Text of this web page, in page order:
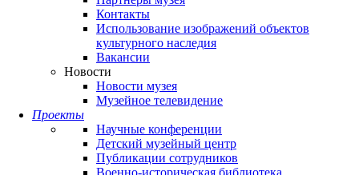
Контакты
Использование изображений объектов
культурного наследия
Вакансии
Новости
Новости музея
Музейное телевидение
Проекты
Научные конференции
Детский музейный центр
Публикации сотрудников
Военно-историческая библиотека